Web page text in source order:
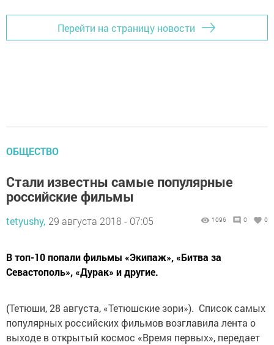
Перейти на страницу новости
ОБЩЕСТВО
Стали известны самые популярные
российские фильмы
tetyushy, 29 августа 2018 - 07:05 1096 0 0
В топ-10 попали фильмы «Экипаж», «Битва за
Севастополь», «Дурак» и другие.
(Тетюши, 28 августа, «Тетюшские зори»). Список самых
популярных российских фильмов возглавила лента о
выходе в открытый космос «Время первых», передает